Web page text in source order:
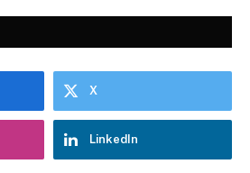
X
LinkedIn